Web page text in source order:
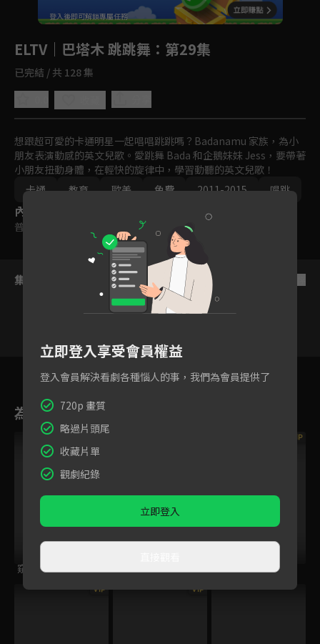
登入後即可解鎖專屬任務
ELTV｜巴塔木 跳跳舞 ：第29集
已完結 / 共 128 集
想跟超可愛的卡通明星一起唱唱跳跳嗎？Badanamu 家族，為小
朋友表演動感的英文兒歌。愛跳舞 Bada 和企鵝妹妹 Jess，要帶著
小朋友扭動身體，在輕快的旋律中，學習動聽的英文兒歌！
卡通
教育 歐美 免費 2011-2015 唱跳
內容標籤
普遍級
集數列表
28 29 30 31
為您推薦
VIP
窺伺之眼 厄夜直播
VIP
女囚靈
VIP VIP
立即登入享受會員權益
登入會員解決看劇各種惱人的事，我們為會員提供了
720p 畫質
略過片頭尾
收藏片單
觀劇紀錄
立即登入